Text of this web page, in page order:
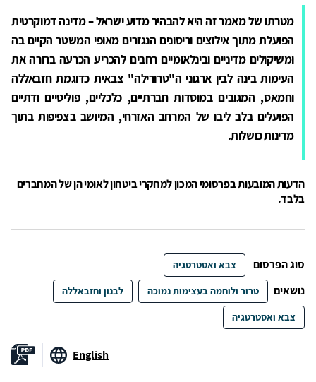
מטרתו של מאמר זה היא להבהיר מדוע ישראל – מדינה דמוקרטית
הפועלת מתוך אילוצים וריסונים הנגזרים מאופי המשטר הקיים בה
ומשיקולים מדיניים ובינלאומיים רחבים להכריע הכרעה ברורה את
העימות בינה לבין ארגוני ה"טרורילה" צבאית כדוגמת חזבאללה
וחמאס, המגובים במוסדות חברתיים, כלכליים, פוליטיים ודתיים
הפועלים בלב ליבו של המרחב האזרחי, המיושב בצפיפות בתוך
מדינות כושלות.
הדעות המובעות בפרסומי המכון למחקרי ביטחון לאומי הן של המחברים
בלבד.
סוג הפרסום צבא ואסטרטגיה
נושאים טרור ולוחמה בעצימות נמוכה לבנון וחזבאללה
צבא ואסטרטגיה
English